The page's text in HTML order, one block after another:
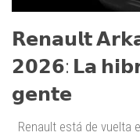
𝗥𝗲𝗻𝗮𝘂𝗹𝘁
𝟮𝟬𝟮𝟲: 𝗟𝗮
𝗴𝗲𝗻𝘁𝗲
Renault está de vuelta